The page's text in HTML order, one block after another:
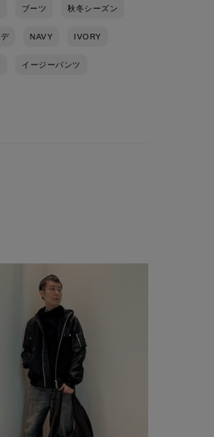
ブーツ 秋冬シーズン
NAVY IVORY
イージーパンツ